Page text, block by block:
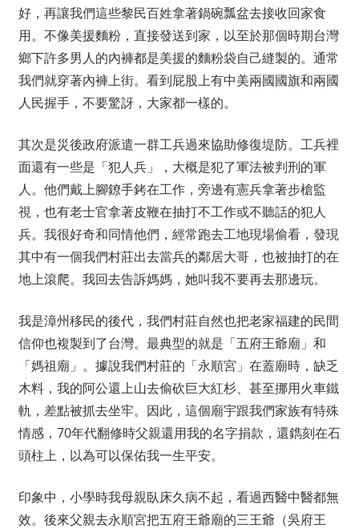
好，再讓我們這些黎民百姓拿著鍋碗瓢盆去接收回家食
用。不像美援麵粉，直接發送到家，以至於那個時期台灣
鄉下許多男人的內褲都是美援的麵粉袋自己縫製的。通常
我們就穿著內褲上街。看到屁股上有中美兩國國旗和兩國
人民握手，不要驚訝，大家都一樣的。
其次是災後政府派遣一群工兵過來協助修復堤防。工兵裡
面還有一些是「犯人兵」，大概是犯了軍法被判刑的軍
人。他們戴上腳鐐手銬在工作，旁邊有憲兵拿著步槍監
視，也有老士官拿著皮鞭在抽打不工作或不聽話的犯人
兵。我很好奇和同情他們，經常跑去工地現場偷看，發現
其中有一個我們村莊出去當兵的鄰居大哥，也被抽打的在
地上滾爬。我回去告訴媽媽，她叫我不要再去那邊玩。
我是漳州移民的後代，我們村莊自然也把老家福建的民間
信仰也複製到了台灣。最典型的就是「五府王爺廟」和
「媽祖廟」。據說我們村莊的「永順宮」在蓋廟時，缺乏
木料，我的阿公還上山去偷砍巨大紅杉、甚至挪用火車鐵
軌，差點被抓去坐牢。因此，這個廟宇跟我們家族有特殊
情感，70年代翻修時父親還用我的名字捐款，還鐫刻在石
頭柱上，以為可以保佑我一生平安。
印象中，小學時我母親臥床久病不起，看過西醫中醫都無
效。後來父親去永順宮把五府王爺廟的三王爺（吳府王